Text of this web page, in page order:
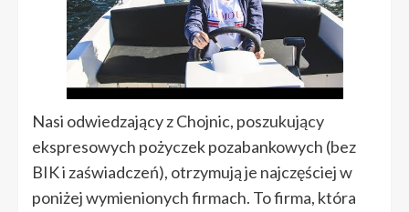
Nasi odwiedzający z Chojnic, poszukujący
ekspresowych pożyczek pozabankowych (bez
BIK i zaświadczeń), otrzymują je najczęściej w
poniżej wymienionych firmach. To firma, która